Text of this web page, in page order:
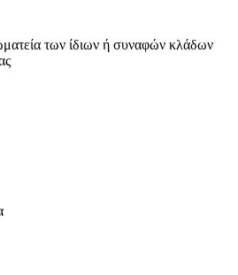
των ίδιων ή συναφών κλάδων